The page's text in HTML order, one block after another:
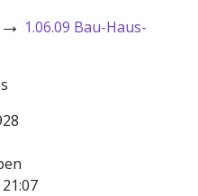
→ 1.06.09 Bau-Haus-